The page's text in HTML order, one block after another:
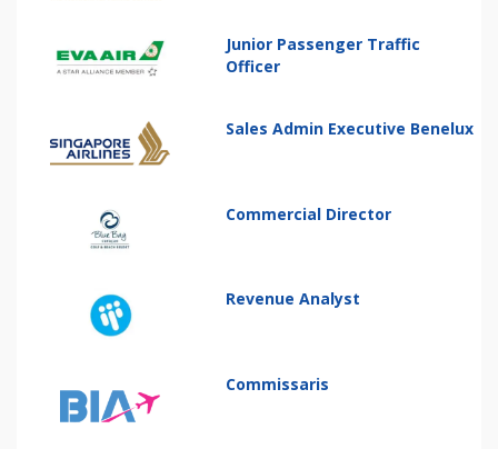
Junior Passenger Traffic
Officer
Sales Admin Executive Benelux
Commercial Director
Revenue Analyst
Commissaris